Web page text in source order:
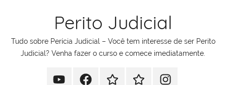
conteúdo
Perito Judicial
Tudo sobre Perícia Judicial – Você tem interesse de ser Perito
Judicial? Venha fazer o curso e comece imediatamente.
YoutubeFacebookWhatsappTelegramInstagram